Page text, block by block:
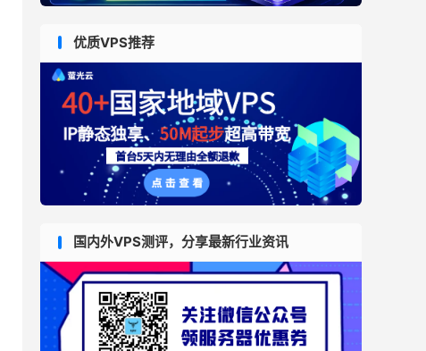
优质VPS推荐
国内外VPS测评，分享最新行业资讯